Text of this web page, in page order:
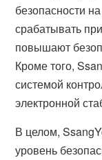
безопасности
срабатывать
повышают
Кроме того,
системой
электронной
В целом,
уровень